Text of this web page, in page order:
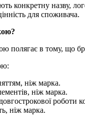
конкретну назву,
для споживача.
полягає в тому, що
ніж марка.
ніж марка.
роботи
ніж марка.